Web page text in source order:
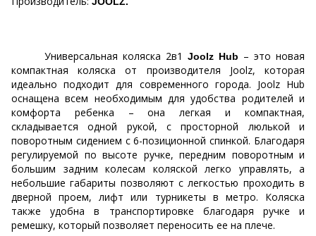
Универсальная коляска 2в1Joolz Hub – это новая
компактная коляска от производителя Joolz, которая
идеально подходит для современного города. Joolz Hub
оснащена всем необходимым для удобства родителей и
комфорта ребенка – она легкая и компактная,
складывается одной рукой, с просторной люлькой и
поворотным сидением с 6-позиционной спинкой. Благодаря
регулируемой по высоте ручке, передним поворотным и
большим задним колесам коляской легко управлять, а
небольшие габариты позволяют с легкостью проходить в
дверной проем, лифт или турникеты в метро. Коляска
также удобна в транспортировке благодаря ручке и
ремешку, который позволяет переносить ее на плече.